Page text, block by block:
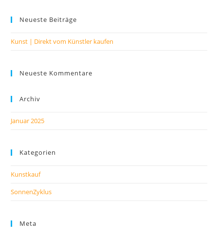
Neueste Beiträge
Kunst | Direkt vom Künstler kaufen
Neueste Kommentare
Archiv
Januar 2025
Kategorien
Kunstkauf
SonnenZyklus
Meta